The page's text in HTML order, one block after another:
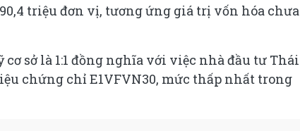
triệu đơn vị, tương ứng giá trị vốn hóa chưa
sở là 1:1 đồng nghĩa với việc nhà đầu tư Thái
chứng chỉ E1VFVN30, mức thấp nhất trong